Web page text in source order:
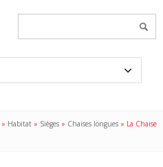
» Habitat » Sièges » Chaises longues » La Chaise